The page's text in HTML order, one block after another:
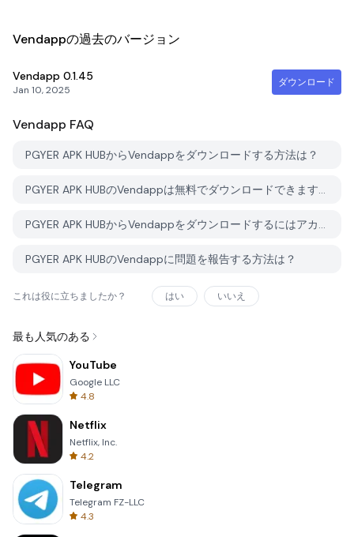
Vendappの過去のバージョン
Vendapp 0.1.45
Jan 10, 2025
ダウンロード
Vendapp FAQ
PGYER APK HUBからVendappをダウンロードする方法は？
PGYER APK HUBのVendappは無料でダウンロードできますか？
PGYER APK HUBからVendappをダウンロードするにはアカウントが必要ですか？
PGYER APK HUBのVendappに問題を報告する方法は？
これは役に立ちましたか？ はい いいえ
最も人気のある
YouTube
Google LLC
4.8
Netflix
Netflix, Inc.
4.2
Telegram
Telegram FZ-LLC
4.3